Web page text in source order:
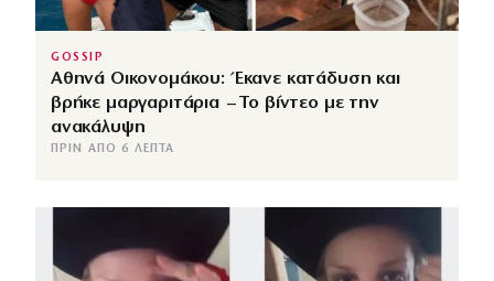
GOSSIP
Αθηνά Οικονομάκου: Έκανε κατάδυση και
βρήκε μαργαριτάρια – Το βίντεο με την
ανακάλυψη
ΠΡΙΝ ΑΠΌ 6 ΛΕΠΤΆ